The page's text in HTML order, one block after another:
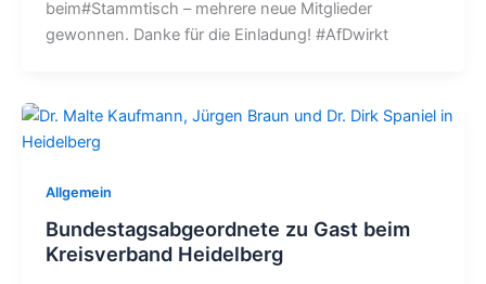
beim#Stammtisch – mehrere neue Mitglieder
gewonnen. Danke für die Einladung! #AfDwirkt
Allgemein
Bundestagsabgeordnete zu Gast beim
Kreisverband Heidelberg